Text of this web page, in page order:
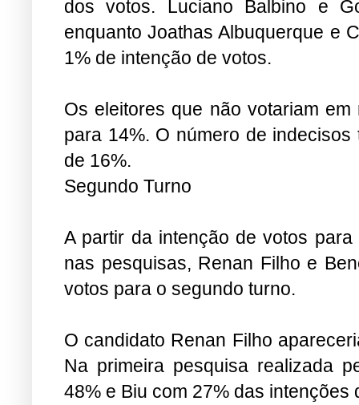
dos votos. Luciano Balbino e
enquanto Joathas Albuquerque e
1% de intenção de votos.
Os eleitores que não votariam
para 14%. O número de
de 16%.
Segundo Turno
A partir da intenção de votos
nas pesquisas, Renan Filho e
votos para o segundo turno.
O candidato Renan Filho
Na primeira pesquisa realizada
48% e Biu com 27% das intenções